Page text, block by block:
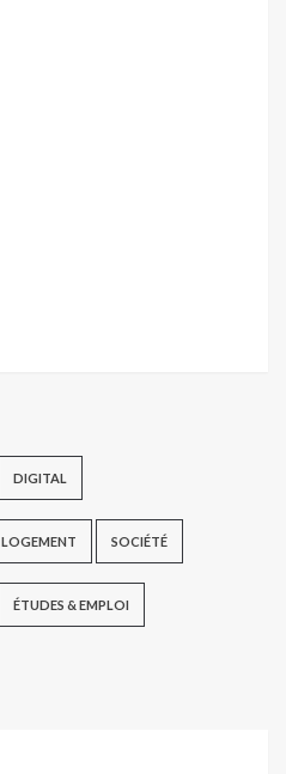
DIGITAL
LOGEMENT SOCIÉTÉ
ÉTUDES & EMPLOI